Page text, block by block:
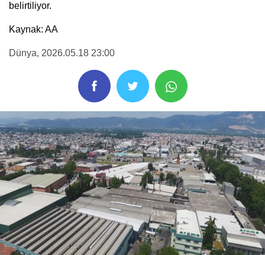
belirtiliyor.
Kaynak: AA
Dünya, 2026.05.18 23:00